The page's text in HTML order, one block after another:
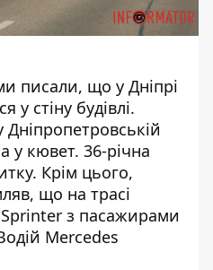
писали, що у Дніпрі
у стіну будівлі.
Дніпропетровській
у кювет. 36-річна
Крім цього,
що на трасі
з пасажирами
Mercedes